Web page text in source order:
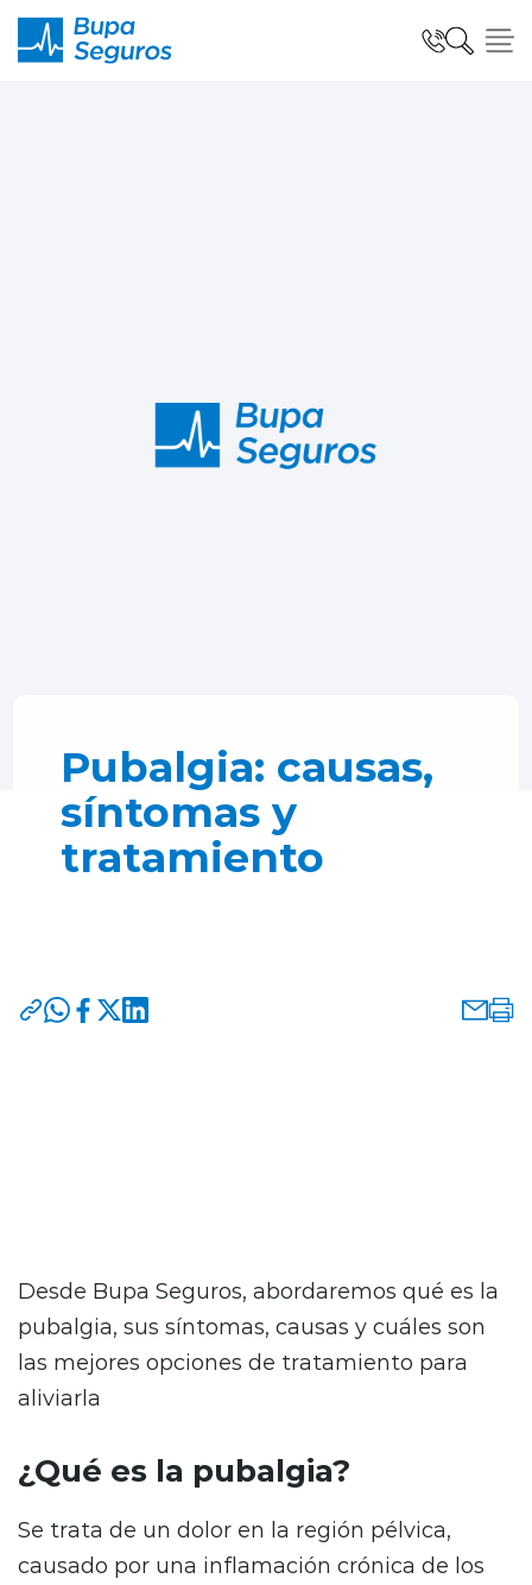
Centro de Ayuda
Pubalgia: causas,
síntomas y
tratamiento
Desde Bupa Seguros, abordaremos qué es la
pubalgia, sus síntomas, causas y cuáles son
las mejores opciones de tratamiento para
aliviarla
¿Qué es la pubalgia?
Se trata de un dolor en la región pélvica,
causado por una inflamación crónica de los